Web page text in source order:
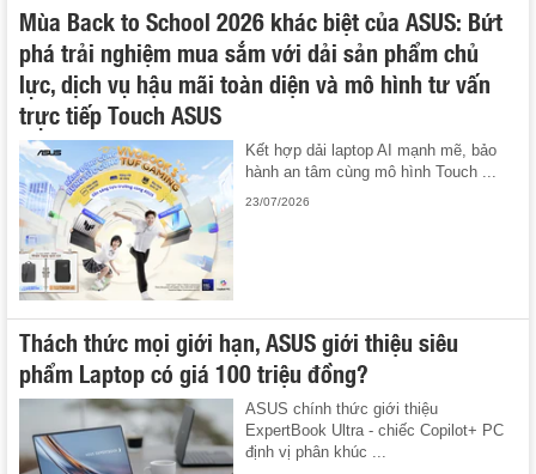
Mùa Back to School 2026 khác biệt của ASUS: Bứt
phá trải nghiệm mua sắm với dải sản phẩm chủ
lực, dịch vụ hậu mãi toàn diện và mô hình tư vấn
trực tiếp Touch ASUS
Kết hợp dải laptop AI mạnh mẽ, bảo
hành an tâm cùng mô hình Touch ...
23/07/2026
Thách thức mọi giới hạn, ASUS giới thiệu siêu
phẩm Laptop có giá 100 triệu đồng?
ASUS chính thức giới thiệu
ExpertBook Ultra - chiếc Copilot+ PC
định vị phân khúc ...